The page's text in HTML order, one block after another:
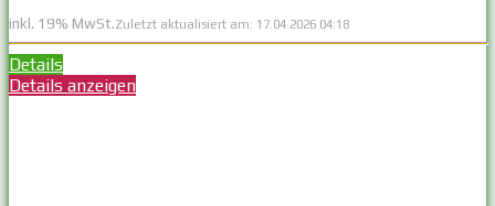
inkl. 19% MwSt.Zuletzt aktualisiert am: 17.04.2026 04:18
Details
Details anzeigen